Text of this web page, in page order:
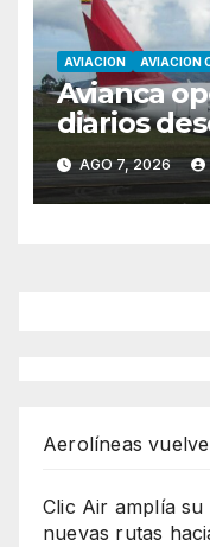
AVIACION AVIACION
Avianca
diarios
Asunción
AGO 7, 2026
Aerolíneas
Clic Air amplía
nuevas rutas